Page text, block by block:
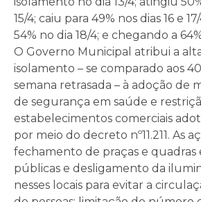
15/4; caiu para 49% nos dias 16 e
54% no dia 18/4; e chegando a
O Governo Municipal atribui a
isolamento – se comparado aos
semana retrasada – à adoção de
de segurança em saúde e
estabelecimentos comerciais
por meio do decreto nº11.211. As
fechamento de praças e quadras
públicas e desligamento da
nesses locais para evitar a